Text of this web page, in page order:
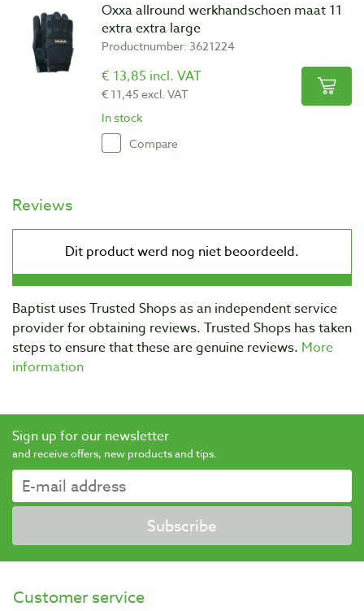
Oxxa allround werkhandschoen maat 11
extra extra large
Productnumber: 3621224
€ 13,85 incl. VAT
€ 11,45 excl. VAT
In stock
Compare
Reviews
Baptist uses Trusted Shops as an independent service
provider for obtaining reviews. Trusted Shops has taken
steps to ensure that these are genuine reviews. More
information
Sign up for our newsletter
and receive offers, new products and tips.
Subscribe
Customer service